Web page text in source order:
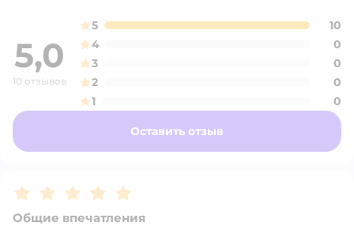
5,0
10 отзывов
5
10
4
0
3
0
2
0
1
0
Оставить отзыв
Рейтинг:5
Общие впечатления